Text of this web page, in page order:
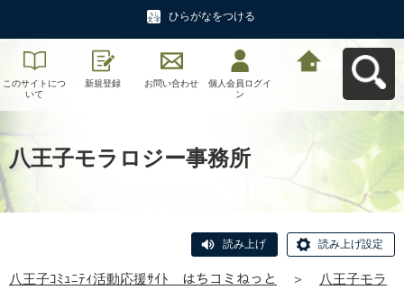
ひらがなをつける
このサイトにつ
いて
新規登録 お問い合わせ
個人会員ログイ
ン
八王子モラロジー事務所
読み上げ 読み上げ設定
八王子ｺﾐｭﾆﾃｨ活動応援ｻｲﾄ はちコミねっと ＞
八王子モラ